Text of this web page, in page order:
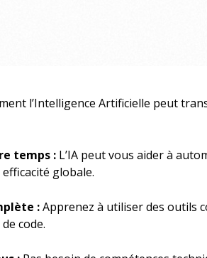
l’Intelligence Artificielle peut
temps : L’IA peut vous aider à
globale.
:Apprenez à utiliser des outils
code.